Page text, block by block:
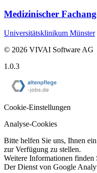
Medizinischer
Universitätsklinikum Münster
© 2026 VIVAI Software AG
1.0.3
Cookie-Einstellungen
Analyse-Cookies
Bitte helfen Sie uns, Ihnen
zur Verfügung zu stellen.
Weitere Informationen finden
Der Dienst von Google